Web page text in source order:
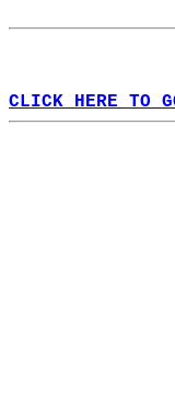
CLICK HERE TO